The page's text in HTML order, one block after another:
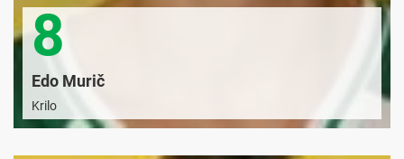
8
Edo Murič
Krilo